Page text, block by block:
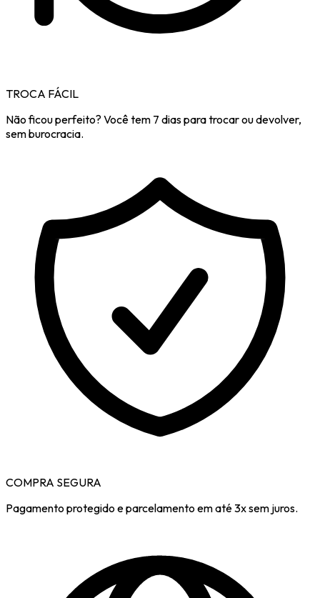
TROCA FÁCIL
Não ficou perfeito? Você tem 7 dias para trocar ou devolver,
sem burocracia.
COMPRA SEGURA
Pagamento protegido e parcelamento em até 3x sem juros.